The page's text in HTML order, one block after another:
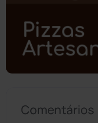
Polícia Militar
Política
Riacho de Santana
Comentários